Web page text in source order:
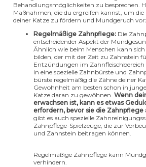
Behandlungsmöglichkeiten zu besprechen.
Maßnahmen, die du ergreifen kannst, um
deiner Katze zu fördern und Mundgeruch
Regelmäßige Zahnpflege: Die
entscheidender Aspekt der
Ähnlich wie beim Menschen kann
bilden, der mit der Zeit zu Zahnstein
Entzündungen im
in eine spezielle Zahnbürste und
bürste regelmäßig die Zähne deiner
Gewohnheit am besten schon in
Katze daran zu gewöhnen.Wenn
erwachsen ist, kann es etwas
erfordern, bevor sie die Zahnpflege
gibt es auch spezielle
Zahnpflege-Spielzeuge, die zur
und Zahnstein beitragen können.
Regelmäßige Zahnpflege kann
verhindern.